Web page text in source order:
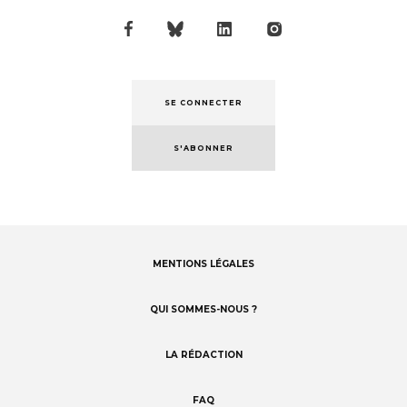
SE CONNECTER
S'ABONNER
MENTIONS LÉGALES
QUI SOMMES-NOUS ?
LA RÉDACTION
FAQ